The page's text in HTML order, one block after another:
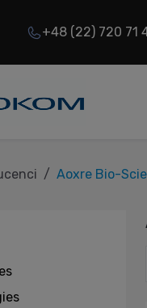
+48 (22) 720 71
Aoxre Bio-